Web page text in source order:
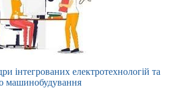
інтегрованих електротехнологій та
машинобудування